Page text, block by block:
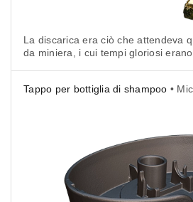
La discarica era ciò che attendeva
da miniera, i cui tempi gloriosi
soglia di una miniera nel sud del
Tappo per bottiglia di shampoo •